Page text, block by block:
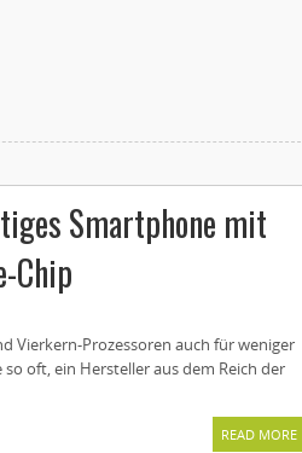
Smartphone mit
Chip
Vierkern-Prozessoren auch für weniger
oft, ein Hersteller aus dem Reich der
READ MORE